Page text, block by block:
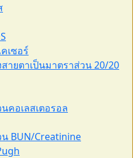
เซอร์
ายตาเป็นมาตราส่วน 20/20
คอเลสเตอรอล
BUN/Creatinine